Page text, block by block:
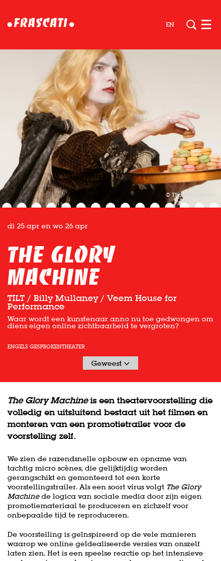
EN
© Thomas Lenden
The Glory
Machine
TILT / Billy Mullaney / Veem House for
Performance
di 25 apr en wo 26 apr
Waar wordt een kunstenaar anno nu toe gedwongen om
diens eigen online zichtbaarheid te vergroten?
ENGELS GESPROKENTHEATER
Geweest
The Glory Machineis een theatervoorstelling die
volledig en uitsluitend bestaat uit het filmen en
monteren van een promotietrailer voor de
voorstelling zelf.
We zien de razendsnelle opbouw en opname van
tachtig micro scènes, die gelijktijdig worden
gerangschikt en gemonteerd tot een korte
voorstellingstrailer. Als een soort virus volgt The Glory
Machinede logica van sociale media door zijn eigen
promotiemateriaal te produceren en zichzelf voor
onbepaalde tijd te reproduceren.
De voorstelling is geïnspireerd op de vele manieren
waarop we online geïdealiseerde versies van onszelf
laten zien. Het is een speelse reactie op het intensieve